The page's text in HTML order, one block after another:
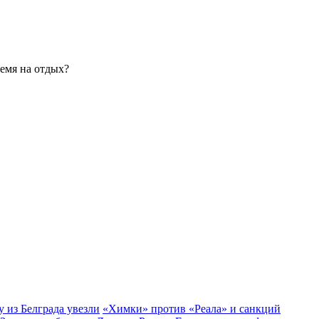
на отдых?
Белграда увезли «Химки» против «Реала» и санкций